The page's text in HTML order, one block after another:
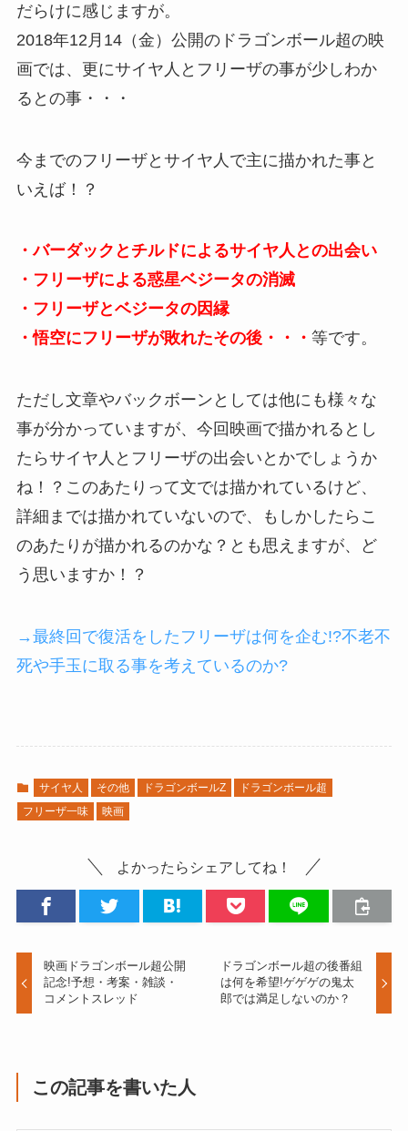
だらけに感じますが。
2018年12月14（金）公開のドラゴンボール超の映
画では、更にサイヤ人とフリーザの事が少しわか
るとの事・・・
今までのフリーザとサイヤ人で主に描かれた事と
いえば！？
・バーダックとチルドによるサイヤ人との出会い
・フリーザによる惑星ベジータの消滅
・フリーザとベジータの因縁
・悟空にフリーザが敗れたその後・・・ 等です。
ただし文章やバックボーンとしては他にも様々な
事が分かっていますが、今回映画で描かれるとし
たらサイヤ人とフリーザの出会いとかでしょうか
ね！？このあたりって文では描かれているけど、
詳細までは描かれていないので、もしかしたらこ
のあたりが描かれるのかな？とも思えますが、ど
う思いますか！？
→最終回で復活をしたフリーザは何を企む!?不老不
死や手玉に取る事を考えているのか?
サイヤ人 その他 ドラゴンボールZ
ドラゴンボール超
フリーザ一味
映画
よかったらシェアしてね！
映画ドラゴンボール超公開
記念!予想・考案・雑談・
コメントスレッド
ドラゴンボール超の後番組
は何を希望!ゲゲゲの鬼太
郎では満足しないのか？
この記事を書いた人